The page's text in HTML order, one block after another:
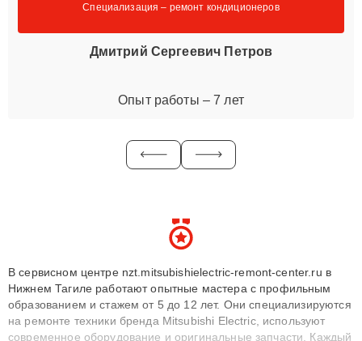
Специализация – ремонт кондиционеров
Дмитрий Сергеевич Петров
Опыт работы – 7 лет
В сервисном центре nzt.mitsubishielectric-remont-center.ru в
Нижнем Тагиле работают опытные мастера с профильным
образованием и стажем от 5 до 12 лет. Они специализируются
на ремонте техники бренда Mitsubishi Electric, используют
современное оборудование и оригинальные запчасти. Каждый